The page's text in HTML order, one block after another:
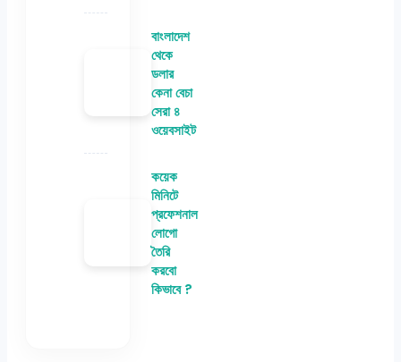
বাংলাদেশ
থেকে
ডলার
কেনা বেচা
সেরা ৪
ওয়েবসাইট
কয়েক
মিনিটে
প্রফেশনাল
লোগো
তৈরি
করবো
কিভাবে ?